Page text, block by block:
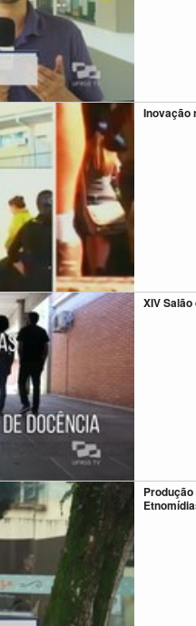
Inovação
XIV